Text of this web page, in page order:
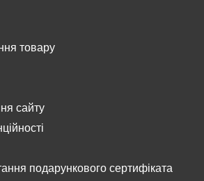
товару
сайту
подарункового сертифіката